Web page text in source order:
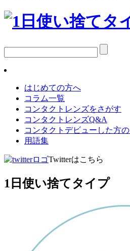
はじめての方へ
コラム一覧
コンタクトレンズをさがす
コンタクトレンズQ&A
コンタクトデビューした方
用語集
Twitterはこちら
1日使い捨てタイプ